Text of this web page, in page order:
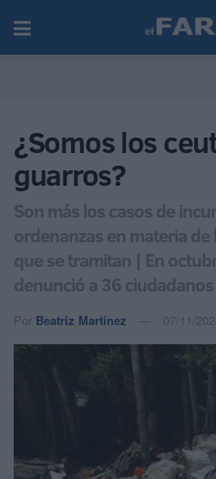
¿Somos los
guarros?
Son más los casos de
ordenanzas en materia
que se tramitan | En
denunció a 36 ciudadanos
Por Beatriz Martínez 07/11/